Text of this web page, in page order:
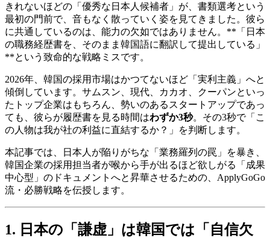
きれないほどの「優秀な日本人候補者」が、書類選考という
最初の門前で、音もなく散っていく姿を見てきました。彼ら
に共通しているのは、能力の欠如ではありません。**「日本
の職務経歴書を、そのまま韓国語に翻訳して提出している」
**という致命的な戦略ミスです。
2026年、韓国の採用市場はかつてないほど「実利主義」へと
傾倒しています。サムスン、現代、カカオ、クーパンといっ
たトップ企業はもちろん、勢いのあるスタートアップであっ
ても、彼らが履歴書を見る時間はわずか3秒。その3秒で「こ
の人物は我が社の利益に直結するか？」を判断します。
本記事では、日本人が陥りがちな「業務羅列の罠」を暴き、
韓国企業の採用担当者が喉から手が出るほど欲しがる「成果
中心型」のドキュメントへと昇華させるための、ApplyGoGo
流・必勝戦略を伝授します。
1. 日本の「謙虚」は韓国では「自信欠